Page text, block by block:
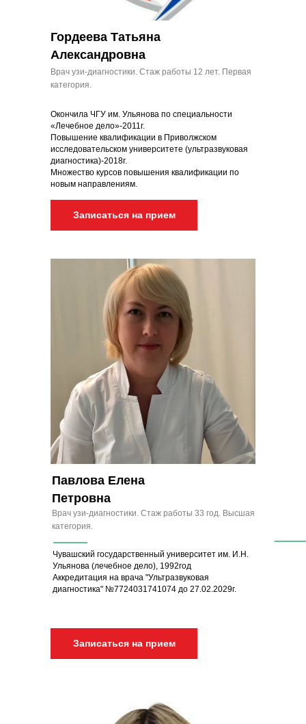
Чувашский государственный университет им. И.Н.
Ульянова (лечебное дело), 1992год
Аккредитация на врача "Ультразвуковая
диагностика" №7724031741074 до 27.02.2029г.
Павлова Елена
Петровна
Врач узи-диагностики. Стаж работы 33 год. Высшая
категория.
Записаться на прием
Окончила ЧГУ им. Ульянова по специальности
«Лечебное дело»-2011г.
Повышение квалификации в Приволжском
исследовательском университете (ультразвуковая
диагностика)-2018г.
Множество курсов повышения квалификации по
новым направлениям.
Гордеева Татьяна
Александровна
Врач узи-диагностики. Стаж работы 12 лет. Первая
категория.
Записаться на прием